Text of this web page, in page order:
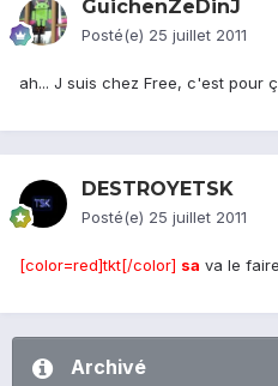
GuichenZeDinJ
Posté(e) 25 juillet 2011
ah... J suis chez Free, c'est pour
DESTROYETSK
Posté(e) 25 juillet 2011
[color=red]tkt[/color] sa va le
Archivé